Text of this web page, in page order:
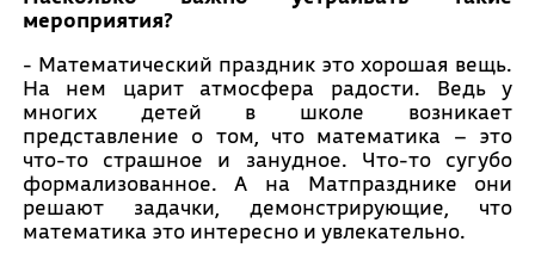
мероприятия?
- Математический праздник это хорошая вещь.
На нем царит атмосфера радости. Ведь у
многих детей в школе возникает
представление о том, что математика – это
что-то страшное и занудное. Что-то сугубо
формализованное. А на Матпразднике они
решают задачки, демонстрирующие, что
математика это интересно и увлекательно.